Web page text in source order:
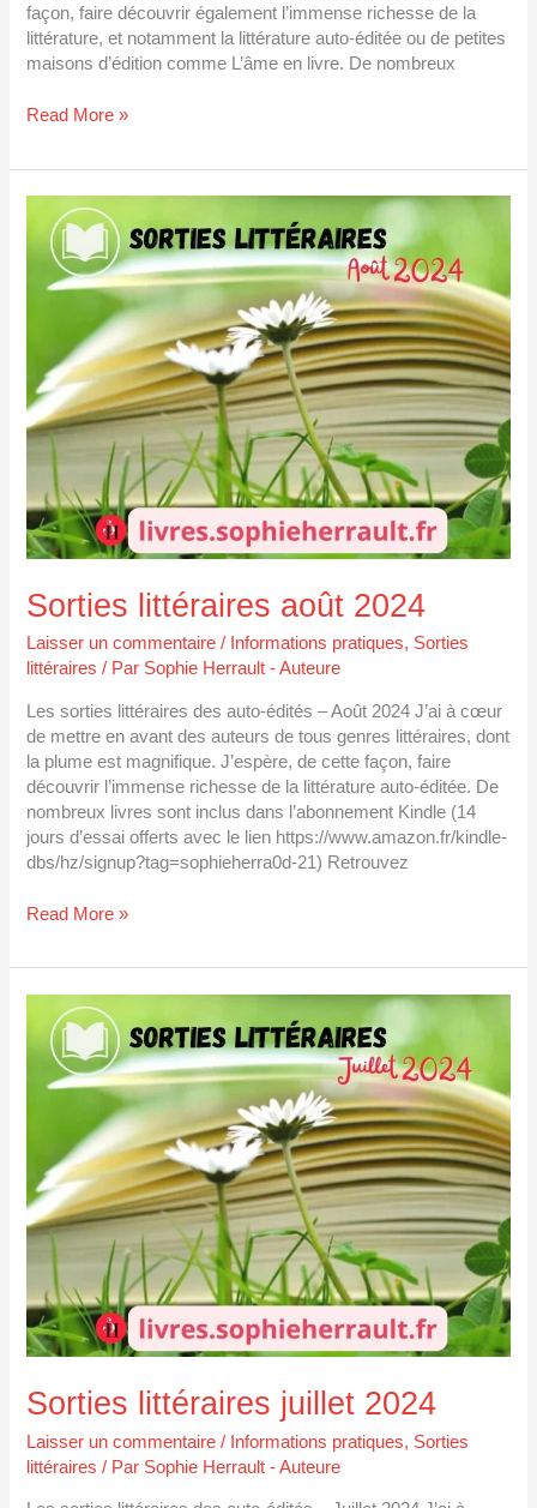
façon, faire découvrir également l’immense richesse de la
littérature, et notamment la littérature auto-éditée ou de petites
maisons d’édition comme L’âme en livre. De nombreux
Read More »
Sorties littéraires août 2024
Laisser un commentaire / Informations pratiques, Sorties
littéraires / Par Sophie Herrault - Auteure
Les sorties littéraires des auto-édités – Août 2024 J’ai à cœur
de mettre en avant des auteurs de tous genres littéraires, dont
la plume est magnifique. J’espère, de cette façon, faire
découvrir l’immense richesse de la littérature auto-éditée. De
nombreux livres sont inclus dans l’abonnement Kindle (14
jours d’essai offerts avec le lien https://www.amazon.fr/kindle-
dbs/hz/signup?tag=sophieherra0d-21) Retrouvez
Sorties
littéraires
août
2024
Read More »
Sorties littéraires juillet 2024
Laisser un commentaire / Informations pratiques, Sorties
littéraires / Par Sophie Herrault - Auteure
Sorties
littéraires
juillet
2024